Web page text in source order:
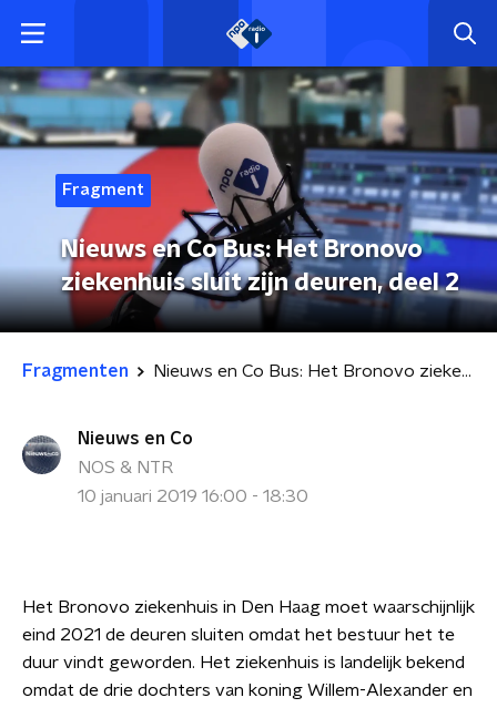
Fragment
Nieuws en Co Bus: Het Bronovo
ziekenhuis sluit zijn deuren, deel 2
Fragmenten Nieuws en Co Bus: Het Bronovo ziekenhuis sluit zijn deuren, deel 2
Nieuws en Co
NOS & NTR
10 januari 2019 16:00 - 18:30
Het Bronovo ziekenhuis in Den Haag moet waarschijnlijk
eind 2021 de deuren sluiten omdat het bestuur het te
duur vindt geworden. Het ziekenhuis is landelijk bekend
omdat de drie dochters van koning Willem-Alexander en